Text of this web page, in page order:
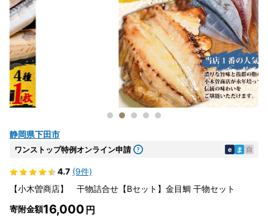
静岡県下田市
ワンストップ特例オンライン申請 e ま 自
4.7 (9件)
【小木曽商店】 干物詰合せ【Bセット】金目鯛 干物セット
寄附金額16,000